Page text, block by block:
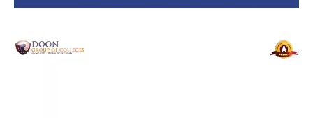
Video
Player